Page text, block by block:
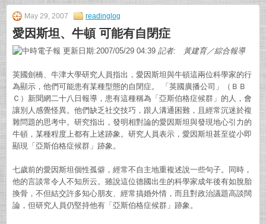
May 29, 2007 readinglog
愛因斯坦、牛頓 可能有自閉症
更新日期:2007/05/29 04:39 記者: 黃建育／綜合報導
英國劍橋、牛津大學研究人員指出，愛因斯坦與牛頓這兩位科學家的行
為顯示，他們可能患有某種型態的自閉症。 「英國廣播公司」（ＢＢ
Ｃ）新聞網二十八日報導，患有這種稱為「亞斯伯格症候群」的人，會
讓別人感覺怪異。他們缺乏社交技巧，跟人溝通困難，且經常沉迷於複
雜問題的思考中。 研究指出，發明相對論的愛因斯坦與發現地心引力的
牛頓，某種程度上都有上述跡象。研究人員表示，愛因斯坦甚至從小即
顯現「亞斯伯格症候群」跡象。
七歲前的愛因斯坦個性孤僻，經常不自主地重複述說一些句子。同時，
他的言談常令人不知所云。雖說這位德國出生的科學家成年後有如脫胎
換骨，不但結交許多知心朋友、經常搞婚外情，而且對政治議題高談闊
論，但研究人員仍堅持他有「亞斯伯格症候群」跡象。